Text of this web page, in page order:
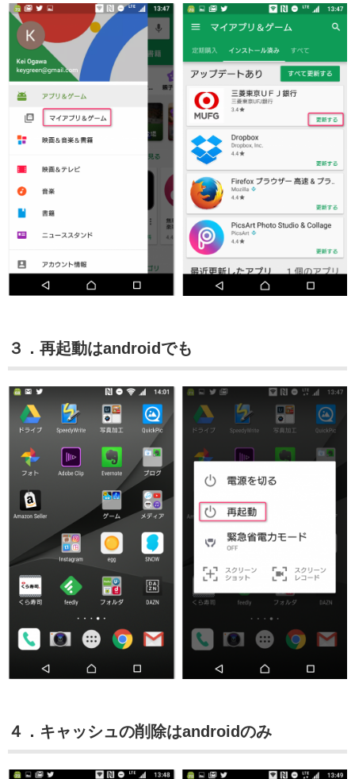
３．再起動はandroidでも
４．キャッシュの削除はandroidのみ